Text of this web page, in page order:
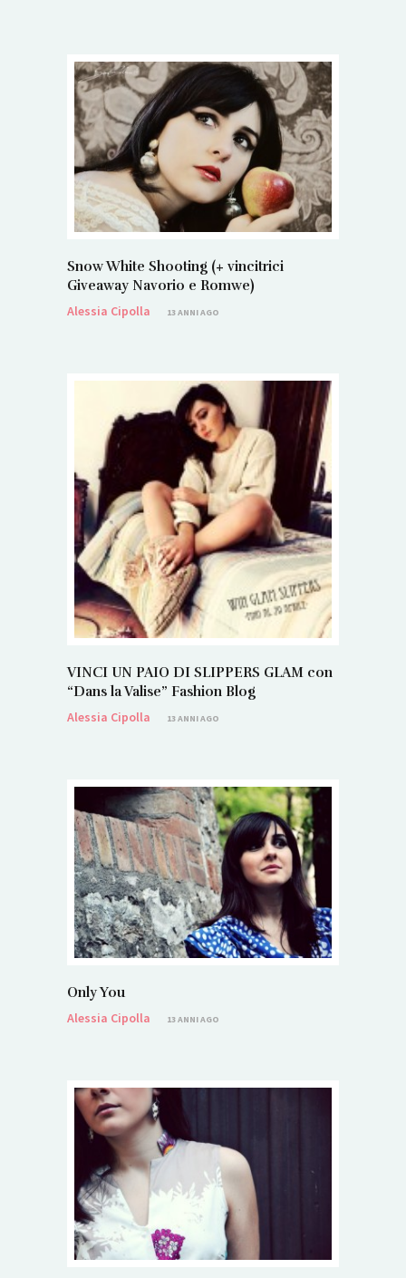
Snow White Shooting (+ vincitrici
Giveaway Navorio e Romwe)
Alessia Cipolla
13 ANNI AGO
VINCI UN PAIO DI SLIPPERS GLAM con
“Dans la Valise” Fashion Blog
Alessia Cipolla
13 ANNI AGO
Only You
Alessia Cipolla
13 ANNI AGO